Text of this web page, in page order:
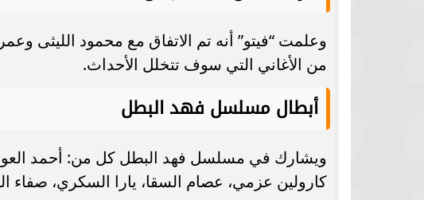
وعلمت “فيتو” أنه تم الاتفاق مع محمود الليثى
من الأغاني التي سوف تتخلل الأحداث.
أبطال مسلسل فهد البطل
ويشارك في مسلسل فهد البطل كل من: أحمد
كارولين عزمي، عصام السقا، يارا السكري،